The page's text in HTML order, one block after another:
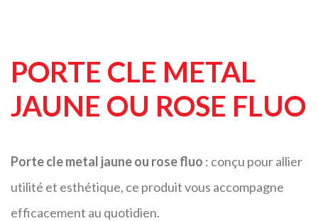
PORTE CLE METAL
JAUNE OU ROSE FLUO
Porte cle metal jaune ou rose fluo : conçu pour allier
utilité et esthétique, ce produit vous accompagne
efficacement au quotidien.